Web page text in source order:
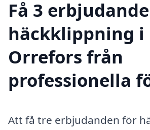
Få 3
häckklippning i
Orrefors från
professionella
Att få tre erbjudanden för